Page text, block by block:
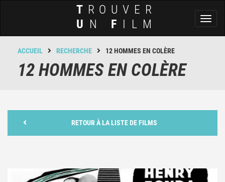
T ROUVER
U N F ILM
ACCUEIL RECHERCHE 12 HOMMES EN COLÈRE
12 HOMMES EN COLÈRE
RETOUR À LA LISTE DE FILMS